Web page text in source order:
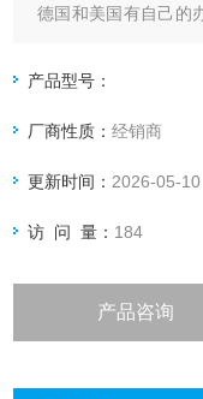
德国和美国有自己的
给我们提供固定折扣
渠道广: 除了工厂，
系，使我们可以采购
产品型号：
厂商性质：经销商
更新时间： 2026-05-10
访 问 量： 184
产品咨询